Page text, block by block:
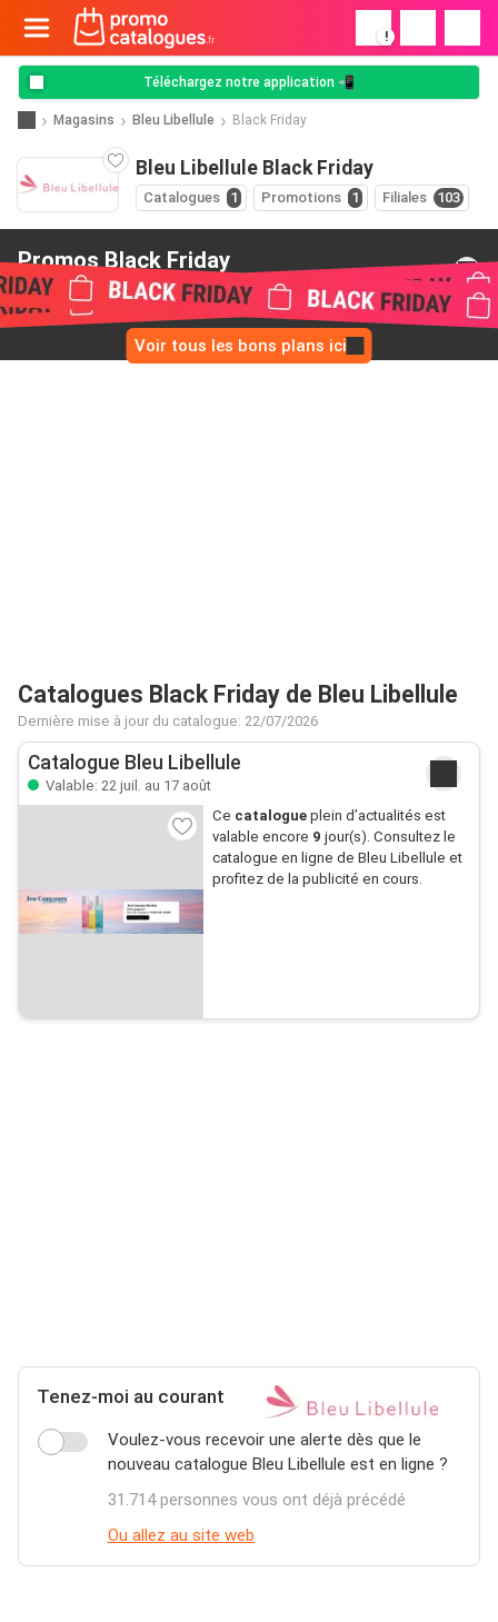
!
Téléchargez notre application 📲
Magasins Bleu Libellule Black Friday
Bleu Libellule Black Friday
Catalogues 1 Promotions 1 Filiales 103
Promos Black Friday
de Bleu Libellule
Voir tous les bons plans ici
Catalogues Black Friday de Bleu Libellule
Dernière mise à jour du catalogue: 22/07/2026
Catalogue Bleu Libellule
Valable: 22 juil. au 17 août
Ce catalogueplein d’actualités est
valable encore 9 jour(s). Consultez le
catalogue en ligne de Bleu Libellule et
profitez de la publicité en cours.
Tenez-moi au courant
Voulez-vous recevoir une alerte dès que le
nouveau catalogue Bleu Libellule est en ligne ?
31.714 personnes vous ont déjà précédé
Ou allez au site web